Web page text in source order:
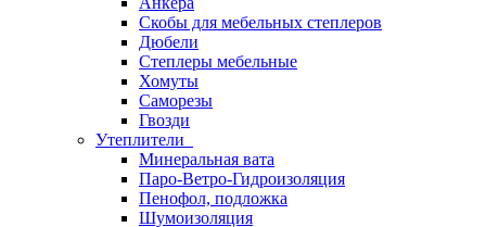
Скобы для мебельных степлеров
Дюбели
Степлеры мебельные
Хомуты
Саморезы
Гвозди
Утеплители
Минеральная вата
Паро-Ветро-Гидроизоляция
Пенофол, подложка
Шумоизоляция